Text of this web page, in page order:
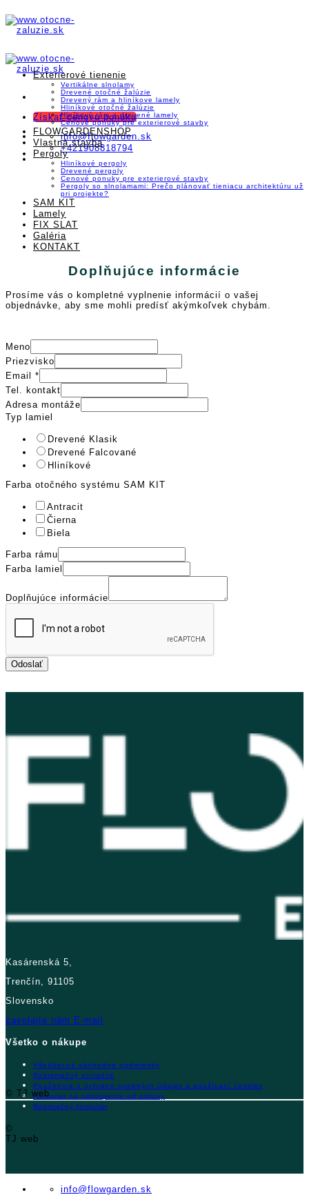
to
content
Získať cenovu ponuku
info@flowgarden.sk
+421908818794
Exterierové tienenie
Vertikálne slnolamy
Drevené otočné žalúzie
Drevený rám a hliníkove lamely
Hliníkové otočné žalúzie
Hlníkový rám a drevené lamely
Cenové ponuky pre exterierové stavby
FLOWGARDENSHOP
Vlastná stavba
Pergoly
Hliníkové pergoly
Drevené pergoly
Cenové ponuky pre exterierové stavby
Pergoly so slnolamami: Prečo plánovať tieniacu architektúru už
pri projekte?
SAM KIT
Lamely
FIX SLAT
Galéria
KONTAKT
Doplňujúce informácie
Prosíme vás o kompletné vyplnenie informácií o vašej
objednávke, aby sme mohli predísť akýmkoľvek chybám.
Meno
Priezvisko
Email *
Tel. kontakt
Adresa montáže
Typ lamiel
Drevené Klasik
Drevené Falcované
Hliníkové
Farba otočného systému SAM KIT
Antracit
Čierna
Biela
Farba rámu
Farba lamiel
Doplňujúce informácie
Odoslať
Kasárenská 5,
Trenčín, 91105
Slovensko
zavolajte nám E-mail
Všetko o nákupe
Všeobecné obchodné podmienky
Reklamačný poriadok
Poučenuie o ochrane osobných údajov a používaní cookies
Formular na odstúpenie od zmluvy
Reklmačný formulár
© TJ web
©
TJ web
info@flowgarden.sk